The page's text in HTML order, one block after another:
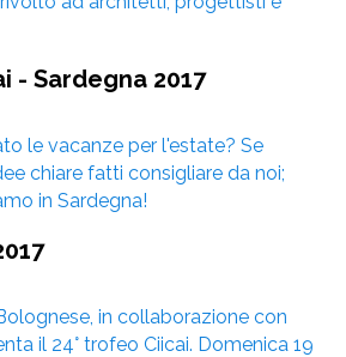
- Sardegna 2017
le vacanze per l'estate? Se
chiare fatti consigliare da noi;
in Sardegna!
in collaborazione con
il 24° trofeo Ciicai. Domenica 19